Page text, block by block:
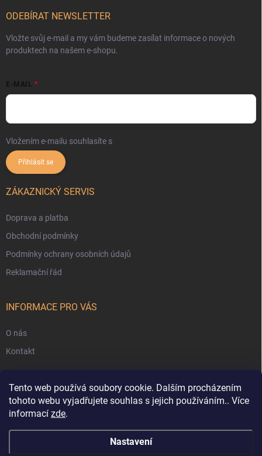
Tento web používá soubory cookie. Dalším procházením
tohoto webu vyjadřujete souhlas s jejich používáním.. Více
informací zde.
Nastavení
ODEBÍRAT NEWSLETTER
Vložte svůj e-mail a my vám budeme zasílat informace o nových
produktech na našem e-shopu.
E-MAIL
Vložením e-mailu souhlasíte s
Přihlásit se
ZÁKAZNICKÝ SERVIS
Doprava a platba
Obchodní podmínky
Podmínky ochrany osobních údajů
Reklamační řád
INFORMACE PRO VÁS
O nás
Kontakt